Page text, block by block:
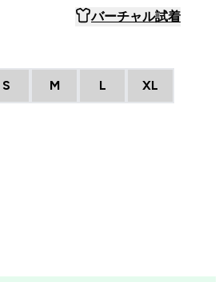
バーチャル試着
S M L XL